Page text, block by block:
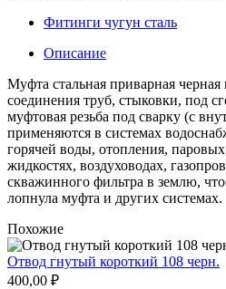
Фитинги чугун сталь
Описание
Муфта стальная приварная черная
соединения труб, стыковки, под
муфтовая резьба под сварку (с
применяются в системах
горячей воды, отопления,
жидкостях, воздуховодах,
скважинного фильтра в землю,
лопнула муфта и других системах.
Похожие
Отвод гнутый короткий 108 черн.
400,00 ₽